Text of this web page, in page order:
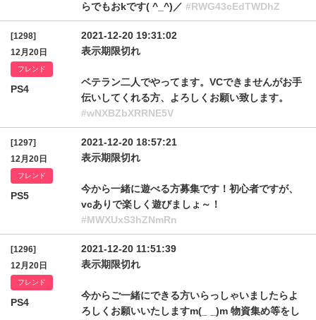
らでもおkです( ^_^)／ #RWG43cEdTWDhZ
[1298]
12月20日
フレンド
PS4
2021-12-20 19:31:02
表示期限切れ
ベテラン二人でやってます。VCできませんがお手
伝いしてくれる方、よろしくお願い致します。
#wNXBZbXRRNE5V
[1297]
12月20日
フレンド
PS5
2021-12-20 18:57:21
表示期限切れ
今から一緒に遊べる方募集です！初心者ですが、
vcありで楽しく遊びましょ～！
#MWXUxS3hZNmRn
[1296]
12月20日
フレンド
PS4
2021-12-20 11:51:39
表示期限切れ
今からご一緒にできる方いらっしゃいましたらよ
ろしくお願いいたしますm(_ _)m 物資集め等をし